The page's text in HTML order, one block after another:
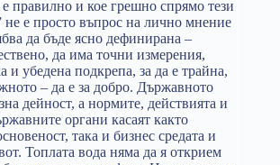
е правилно и кое грешно спрямо тези
не е просто въпрос на лично мнение
да бъде ясно дефинирана –
да има точни измерения,
и убедена подкрепа, за да е трайна,
– да е за добро. Държавното
дейност, а нормите, действията и
органи касаят както
така и бизнес средата и
Топлата вода няма да я открием